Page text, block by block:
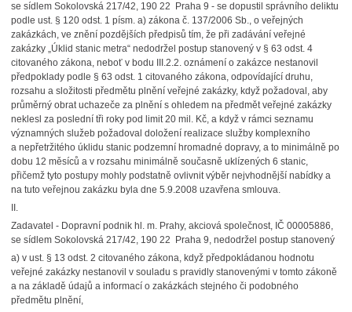
se sídlem Sokolovská 217/42, 190 22 Praha 9 - se dopustil správního deliktu
podle ust. § 120 odst. 1 písm. a) zákona č. 137/2006 Sb., o veřejných
zakázkách, ve znění pozdějších předpisů tím, že při zadávání veřejné
zakázky „Úklid stanic metra“ nedodržel postup stanovený v § 63 odst. 4
citovaného zákona, neboť v bodu III.2.2. oznámení o zakázce nestanovil
předpoklady podle § 63 odst. 1 citovaného zákona, odpovídající druhu,
rozsahu a složitosti předmětu plnění veřejné zakázky, když požadoval, aby
průměrný obrat uchazeče za plnění s ohledem na předmět veřejné zakázky
neklesl za poslední tři roky pod limit 20 mil. Kč, a když v rámci seznamu
významných služeb požadoval doložení realizace služby komplexního
a nepřetržitého úklidu stanic podzemní hromadné dopravy, a to minimálně po
dobu 12 měsíců a v rozsahu minimálně současně uklízených 6 stanic,
přičemž tyto postupy mohly podstatně ovlivnit výběr nejvhodnější nabídky a
na tuto veřejnou zakázku byla dne 5.9.2008 uzavřena smlouva.
II.
Zadavatel - Dopravní podnik hl. m. Prahy, akciová společnost, IČ 00005886,
se sídlem Sokolovská 217/42, 190 22 Praha 9, nedodržel postup stanovený
a) v ust. § 13 odst. 2 citovaného zákona, když předpokládanou hodnotu
veřejné zakázky nestanovil v souladu s pravidly stanovenými v tomto zákoně
a na základě údajů a informací o zakázkách stejného či podobného
předmětu plnění,